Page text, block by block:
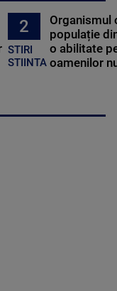
2
STIRI
STIINTA
Organismul
populație
o abilitate
oamenilor